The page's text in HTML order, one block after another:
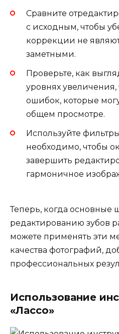
Сравните
с исходным, чтобы
коррекции не
заметными.
Проверьте, как
уровнях увеличения,
ошибок, которые
общем просмотре.
Используйте
необходимо, чтобы
завершить
гармоничное
Теперь, когда
редактированию зубов
можете применять эти
качества фотографий,
профессиональных
Использование
«Лассо»